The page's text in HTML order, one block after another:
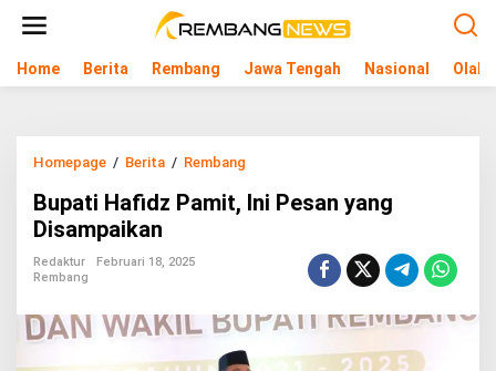
t
Home Berita Rembang Jawa Tengah Nasional
Homepage / Berita / Rembang
p
f
d
Bupati Hafidz Pamit, Ini Pesan yang
Disampaikan
Redaktur
Februari 18, 2025
Rembang